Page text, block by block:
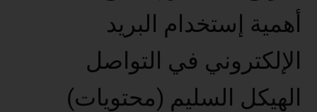
أهمية إستخدام البريد
الإلكتروني في التواصل
الهيكل السليم (محتويات)